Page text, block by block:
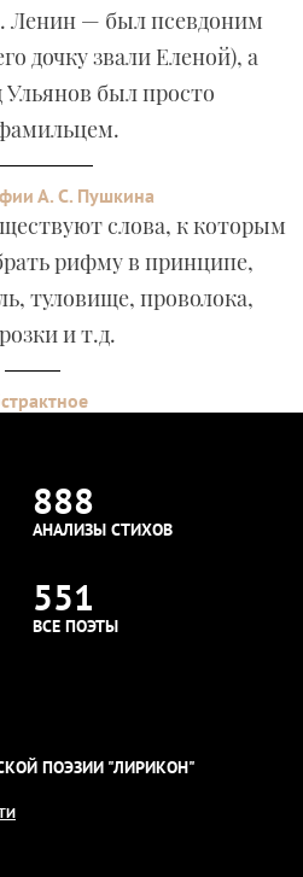
Ленин — был псевдоним
дочку звали Еленой), а
Ульянов был просто
А. С. Пушкина
слова, к которым
рифму в принципе,
туловище, проволока,
и т.д.
888
АНАЛИЗЫ СТИХОВ
551
ВСЕ ПОЭТЫ
ПОЭЗИИ "ЛИРИКОН"